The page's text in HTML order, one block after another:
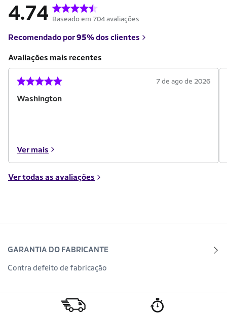
4.74 Baseado em 704 avaliações
Recomendado por95%dos clientes
Avaliações mais recentes
Washington
7 de ago de 2026
Ver mais
Ver todas as avaliações
GARANTIA DO FABRICANTE
Contra defeito de fabricação